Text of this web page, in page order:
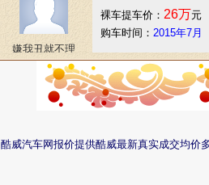
嫌我丑就不理
我
裸车提车价： 26万元
购车时间： 2015年7月
酷威2013款 2.4L
购车时间：2015年6月
酷威汽车网报价提供酷威最新真实成交均价